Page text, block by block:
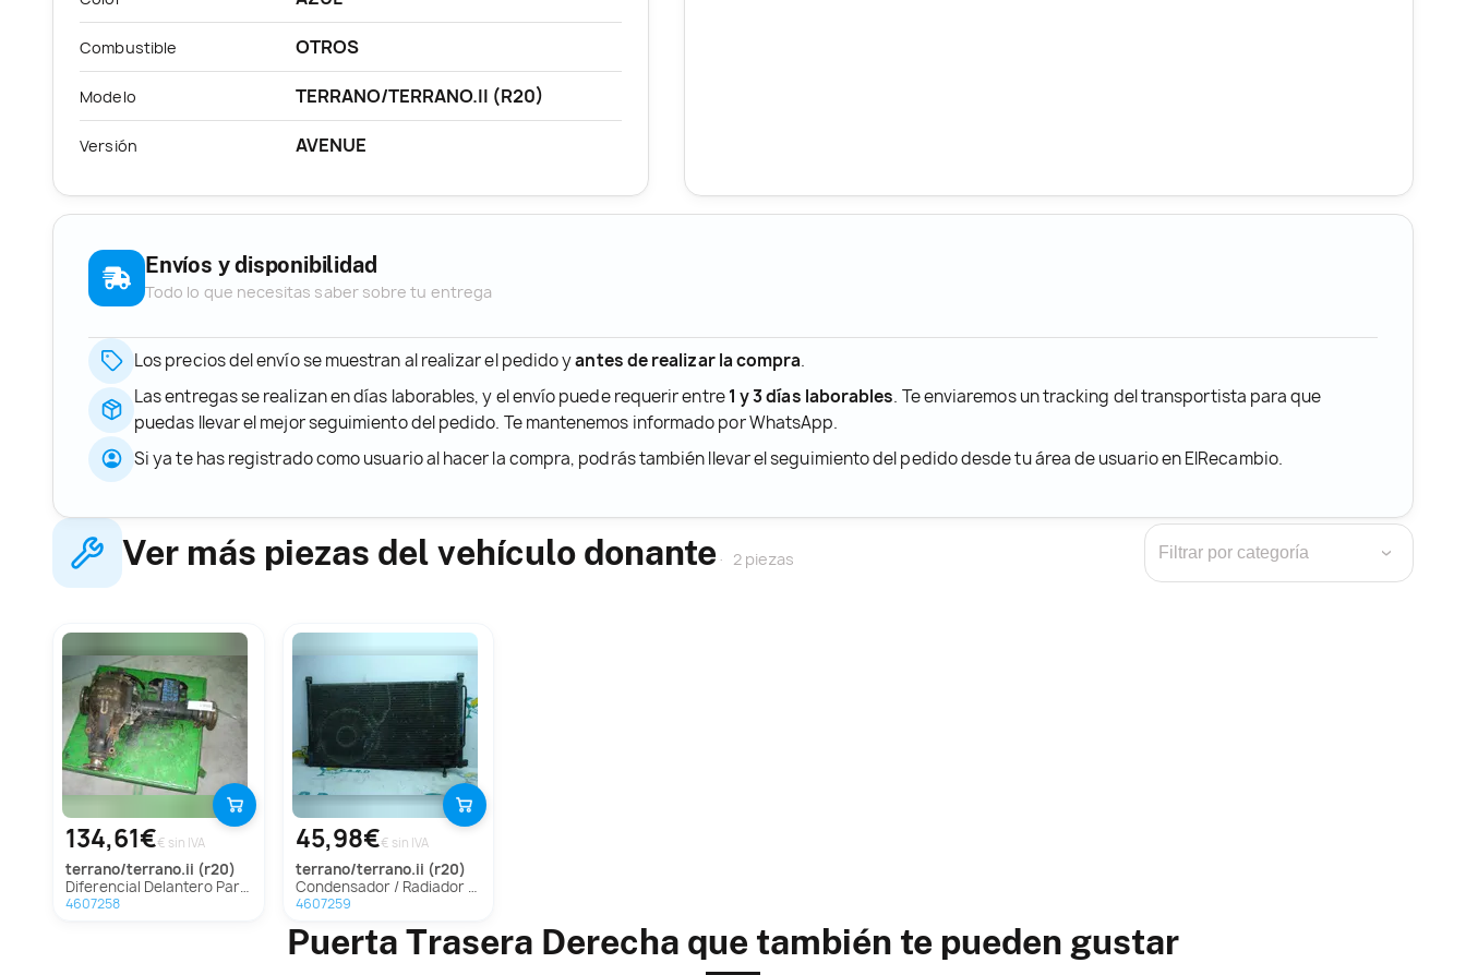
Combustible OTROS
Modelo TERRANO/TERRANO.II (R20)
Versión AVENUE
Envíos y disponibilidad
Todo lo que necesitas saber sobre tu entrega
Los precios del envío se muestran al realizar el pedido yantes de realizar la compra.
Las entregas se realizan en días laborables, y el envío puede requerir entre1 y 3 días laborables. Te enviaremos un tracking del transportista para que
puedas llevar el mejor seguimiento del pedido. Te mantenemos informado por WhatsApp.
Si ya te has registrado como usuario al hacer la compra, podrás también llevar el seguimiento del pedido desde tu área de usuario en ElRecambio.
Ver más piezas del vehículo donante 2 piezas ›
134,61€€ sin IVA
terrano/terrano.ii (r20)
Diferencial Delantero Para Nissan Terrano/Terrano.ii
4607258
45,98€€ sin IVA
terrano/terrano.ii (r20)
Condensador / Radiador Aire Acondicionado Para Nissan Terrano/Terrano.ii
4607259
Puerta Trasera Derecha que también te pueden gustar